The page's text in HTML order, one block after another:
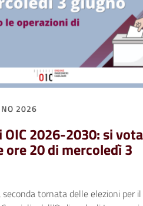
2026
OIC 2026-2030: si vota
ore 20 di mercoledì 3
seconda tornata delle elezioni per il